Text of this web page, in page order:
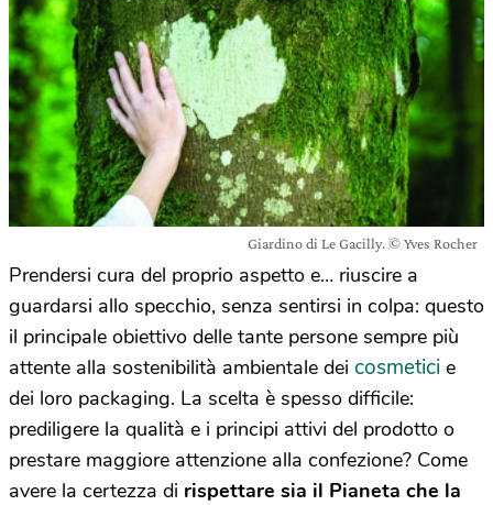
Giardino di Le Gacilly. © Yves Rocher
Prendersi cura del proprio aspetto e… riuscire a
guardarsi allo specchio, senza sentirsi in colpa: questo
il principale obiettivo delle tante persone sempre più
attente alla sostenibilità ambientale dei cosmetici e
dei loro packaging. La scelta è spesso difficile:
prediligere la qualità e i principi attivi del prodotto o
prestare maggiore attenzione alla confezione? Come
avere la certezza di rispettare sia il Pianeta che la